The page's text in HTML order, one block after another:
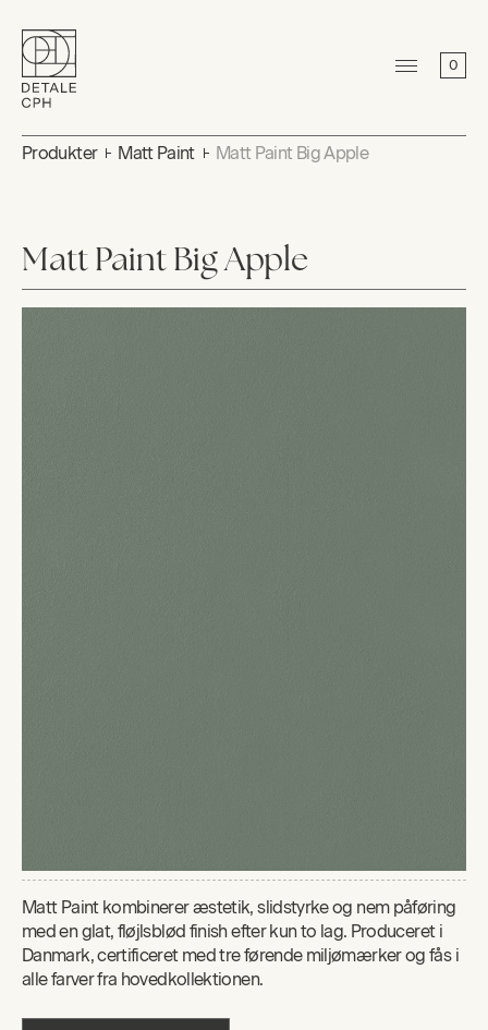
0
Produkter Matt Paint Matt Paint Big Apple
Matt Paint Big Apple
Matt Paint kombinerer æstetik, slidstyrke og nem påføring
med en glat, fløjlsblød finish efter kun to lag. Produceret i
Danmark, certificeret med tre førende miljømærker og fås i
alle farver fra hovedkollektionen.